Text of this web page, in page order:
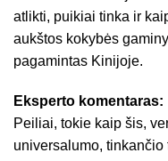
atlikti, puikiai tinka ir
aukštos kokybės
pagamintas Kinijoje.
Eksperto komentaras:
Peiliai, tokie kaip šis,
universalumo,